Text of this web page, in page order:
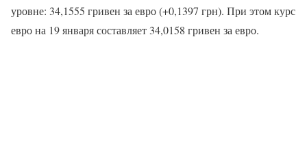
уровне: 34,1555 гривен за евро (+0,1397 грн). При этом курс
евро на 19 января составляет 34,0158 гривен за евро.